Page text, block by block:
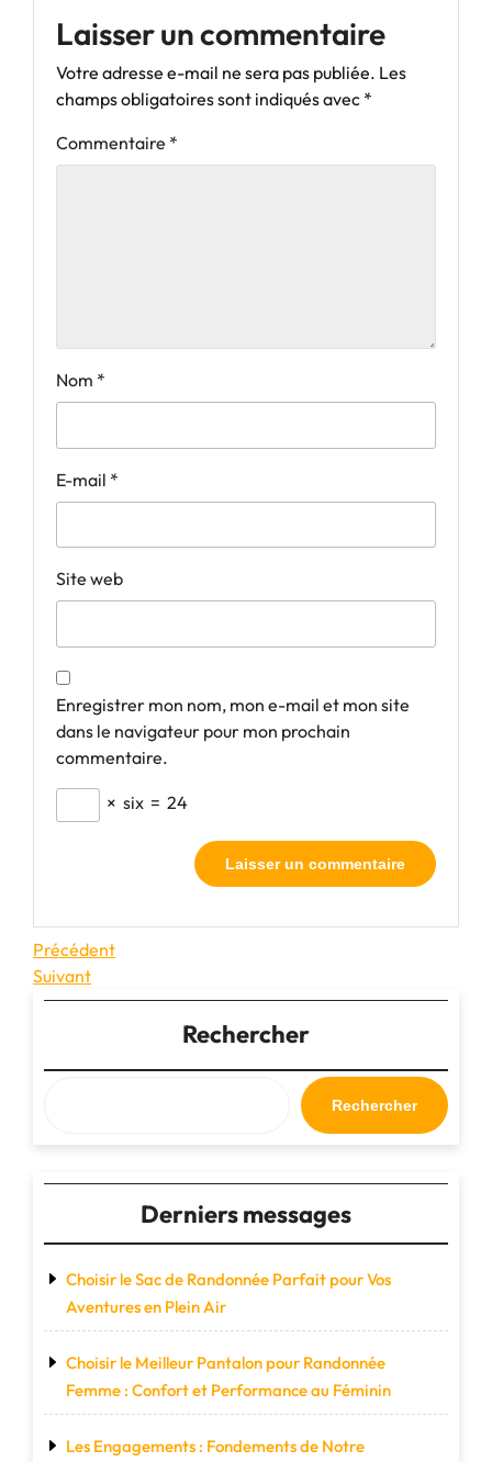
Laisser un commentaire
Votre adresse e-mail ne sera pas publiée. Les
champs obligatoires sont indiqués avec *
Commentaire *
Nom *
E-mail *
Site web
Enregistrer mon nom, mon e-mail et mon site
dans le navigateur pour mon prochain
commentaire.
× six = 24
Navigation
de
Article
précédent
Précédent
Article
suivant
Suivant
Rechercher
Rechercher
Derniers messages
Choisir le Sac de Randonnée Parfait pour Vos
Aventures en Plein Air
Choisir le Meilleur Pantalon pour Randonnée
Femme : Confort et Performance au Féminin
Les Engagements : Fondements de Notre